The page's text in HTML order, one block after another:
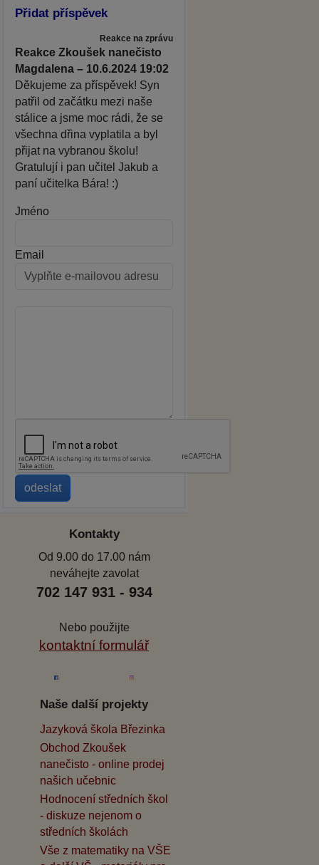
Přidat příspěvek
Reakce na zprávu
Reakce Zkoušek nanečisto
Magdalena – 10.6.2024 19:02
Děkujeme za příspěvek! Syn
patřil od začátku mezi naše
stálice a jsme moc rádi, že se
všechna dřina vyplatila a byl
přijat na vybranou školu!
Gratulují i pan učitel Jakub a
paní učitelka Bára! :)
Jméno
Email
Kontakty
Od 9.00 do 17.00 nám
neváhejte zavolat
702 147 931 - 934
Nebo použijte
kontaktní formulář
Naše další projekty
Jazyková škola Březinka
Obchod Zkoušek
nanečisto - online prodej
našich učebnic
Hodnocení středních škol
- diskuze nejenom o
středních školách
Vše z matematiky na VŠE